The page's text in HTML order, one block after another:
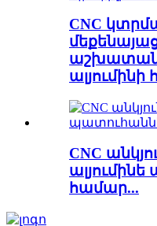
CNC
CNC
համար...